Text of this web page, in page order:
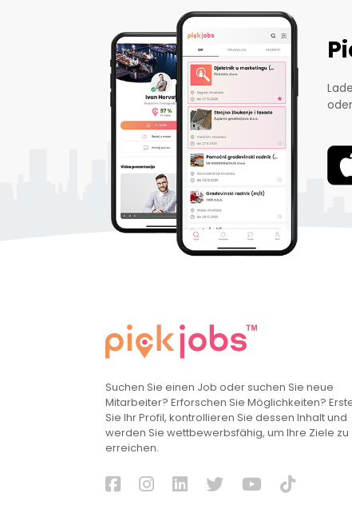
Suchen Sie einen Job oder suchen Sie neue
Mitarbeiter? Erforschen Sie Möglichkeiten?
Sie Ihr Profil, kontrollieren Sie dessen Inhalt und
werden Sie wettbewerbsfähig, um Ihre Ziele zu
erreichen.